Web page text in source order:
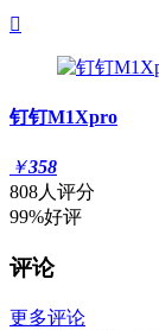

钉钉M1Xpro
￥358
808人评分
99%好评
评论
更多评论